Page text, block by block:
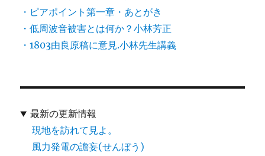
・ピアポイント第一章・あとがき
・低周波音被害とは何か？小林芳正
・1803由良原稿に意見.小林先生講義
最新の更新情報
現地を訪れて見よ。
風力発電の譫妄(せんぼう)